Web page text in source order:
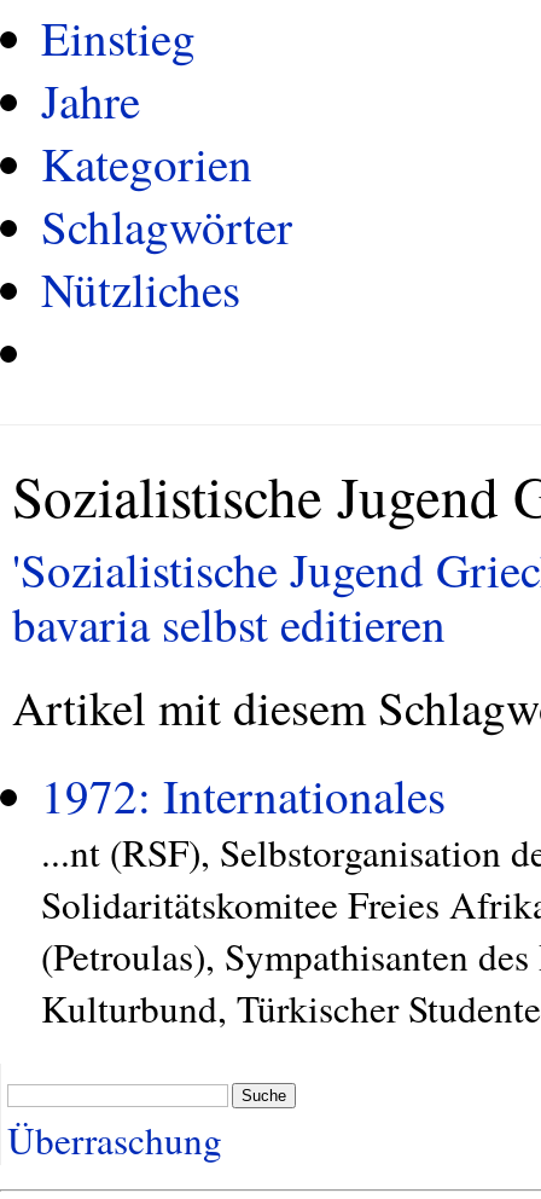
Einstieg
Jahre
Kategorien
Schlagwörter
Nützliches
Sozialistische Jugend
'Sozialistische Jugend
bavaria selbst editieren
Artikel mit diesem
1972: Internationales
...nt (RSF), Selbstorganisation
Solidaritätskomitee Freies
(Petroulas), Sympathisanten
Kulturbund, Türkischer
Suche
Überraschung